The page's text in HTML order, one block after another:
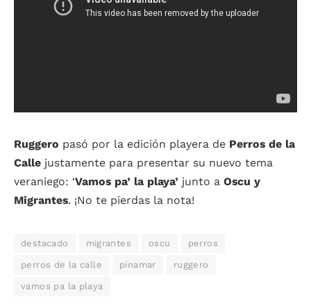
Ruggero pasó por la edición playera de Perros de la
Calle justamente para presentar su nuevo tema
veraniego: ‘Vamos pa’ la playa’ junto a Oscu y
Migrantes. ¡No te pierdas la nota!
destacado migrantes oscu perros
perros de la calle pinamar ruggero
vamos pa la playa